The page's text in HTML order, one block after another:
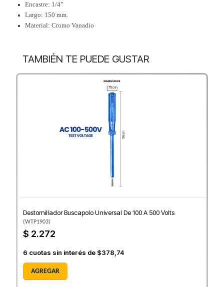
Encastre: 1/4"
Largo: 150 mm.
Material: Cromo Vanadio
TAMBIÉN TE PUEDE GUSTAR
Destornillador Buscapolo Universal De 100 A 500 Volts
(WTP1903)
$ 2.272
6 cuotas sin interés de $378,74
AGREGAR